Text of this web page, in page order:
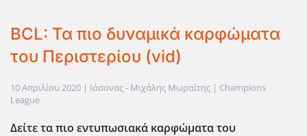
BCL: Τα πιο δυναμικά καρφώματα
του Περιστερίου (vid)
10 Απριλίου 2020 | Ιάσονας - Μιχάλης Μωραΐτης | Champions
League
Δείτε τα πιο εντυπωσιακά καρφώματα του